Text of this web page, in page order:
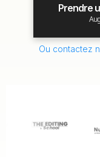
Prendre
Ou contactez